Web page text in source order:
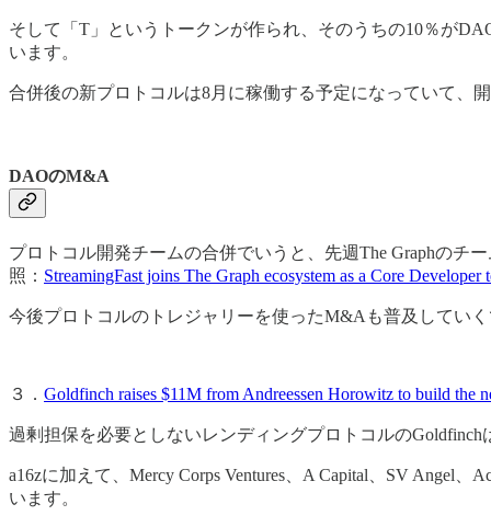
そして「T」というトークンが作られ、そのうちの10％が
います。
合併後の新プロトコルは8月に稼働する予定になっていて、
DAOのM&A
プロトコル開発チームの合併でいうと、先週The Graphのチ
照： StreamingFast joins The Graph ecosystem as a Core Developer
今後プロトコルのトレジャリーを使ったM&Aも普及してい
３． Goldfinch raises $11M from Andreessen Horowitz to build the
過剰担保を必要としないレンディングプロトコルの
a16zに加えて、Mercy Corps Ventures、A Capital、SV Angel、
います。